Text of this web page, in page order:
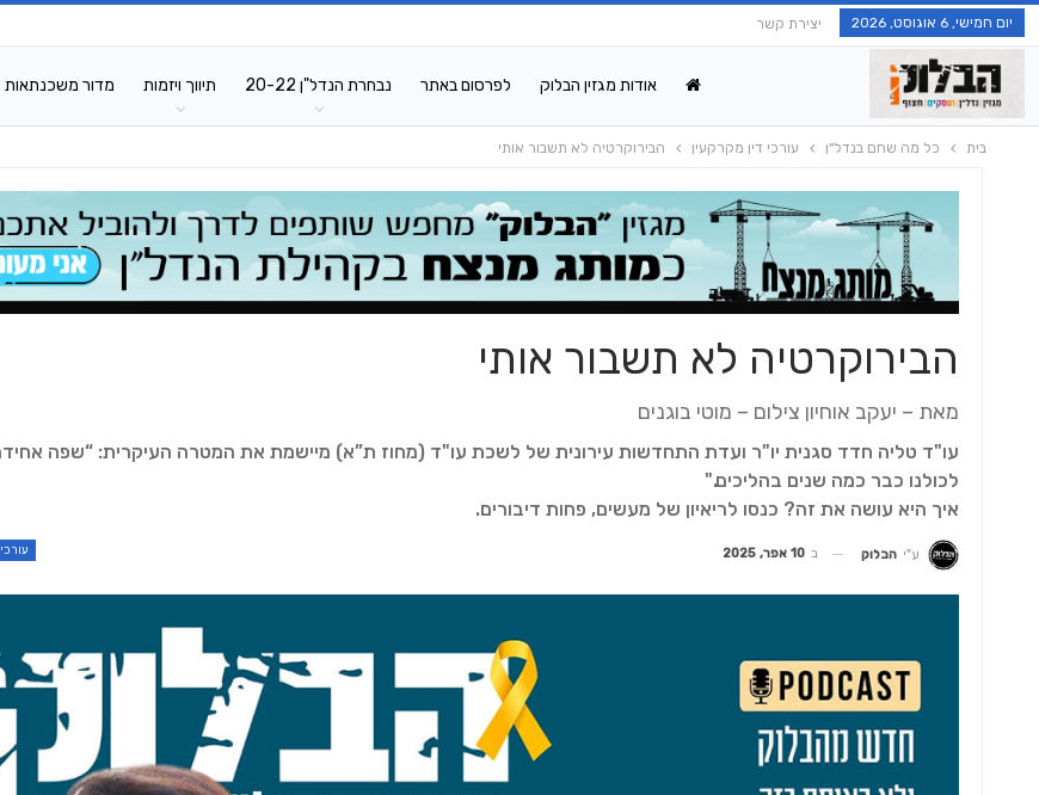
יום חמישי, 6 אוגוסט, 2026 יצירת קשר
אודות מגזין הבלוק לפרסום באתר נבחרת הנדל"ן 20-22 תיווך ויזמות מדור משכנתאות
בית כל מה שחם בנדל"ן עורכי דין מקרקעין הבירוקרטיה לא תשבור אותי
הבירוקרטיה לא תשבור אותי
מאת – יעקב אוחיון צילום – מוטי בוגנים
עו"ד טליה חדד סגנית יו"ר ועדת התחדשות עירונית של לשכת עו"ד (מחוז ת”א) מיישמת את המטרה העיקרית: “שפה
לכולנו כבר כמה שנים בהליכים."
איך היא עושה את זה? כנסו לריאיון של מעשים, פחות דיבורים.
ע"י הבלוק ב 10 אפר, 2025